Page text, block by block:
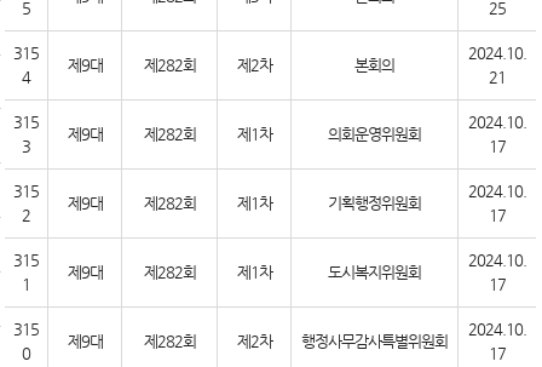
5
25
315
4
제9대 제282회 제2차 본회의
2024.10.
21
315
3
제9대 제282회 제1차 의회운영위원회
2024.10.
17
315
2
제9대 제282회 제1차 기획행정위원회
2024.10.
17
315
1
제9대 제282회 제1차 도시복지위원회
2024.10.
17
315
0
제9대 제282회 제2차 행정사무감사특별위원회
2024.10.
17